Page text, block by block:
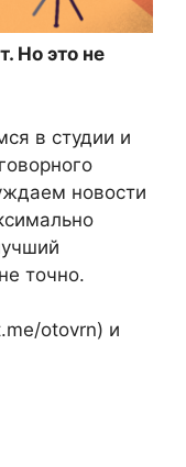
Но это не
в студии и
новости
точно.
otovrn) и